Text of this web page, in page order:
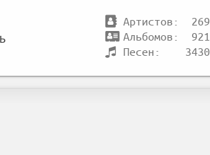
Артистов: 269
Альбомов: 921
Песен: 3430